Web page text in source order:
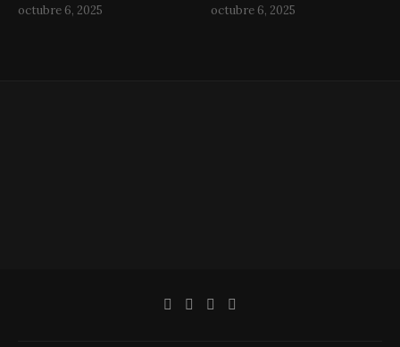
octubre 6, 2025 octubre 6, 2025